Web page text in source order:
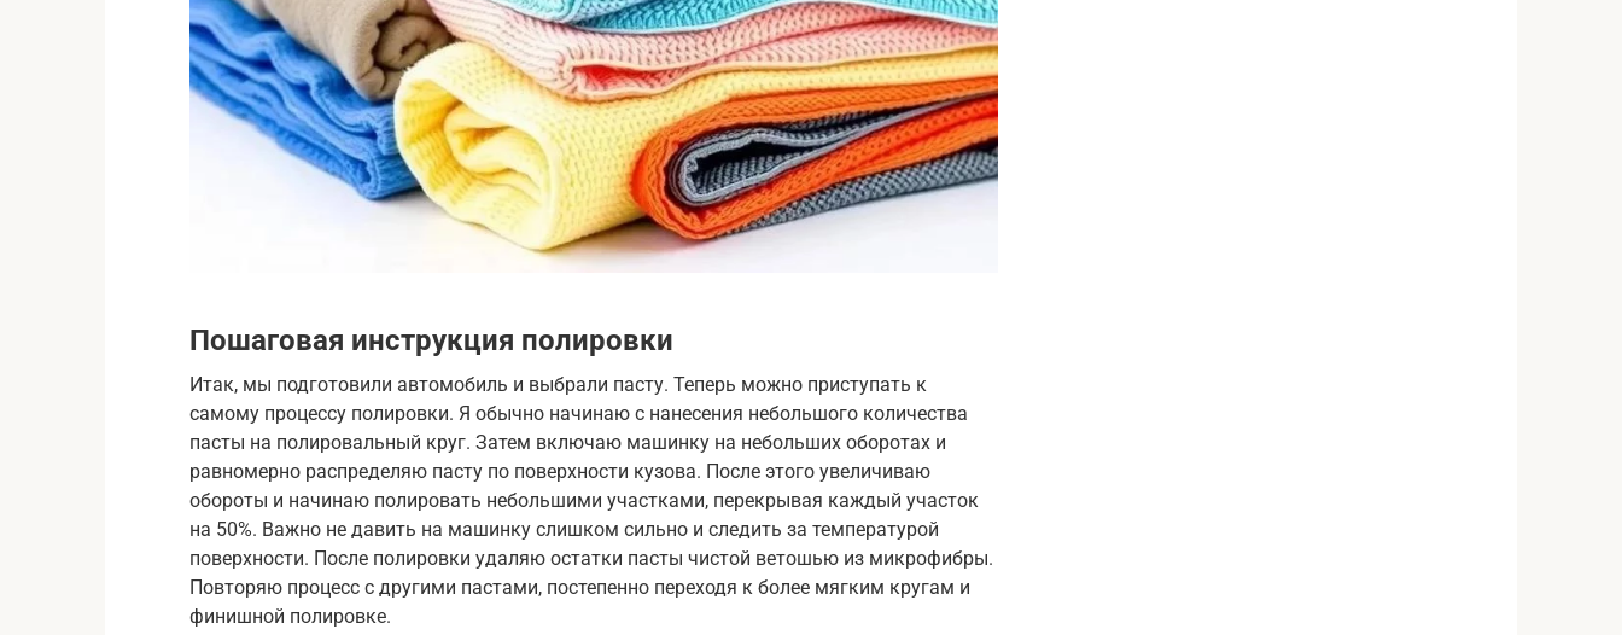
Пошаговая инструкция полировки
Итак, мы подготовили автомобиль и выбрали пасту. Теперь можно приступать к
самому процессу полировки. Я обычно начинаю с нанесения небольшого количества
пасты на полировальный круг. Затем включаю машинку на небольших оборотах и
равномерно распределяю пасту по поверхности кузова. После этого увеличиваю
обороты и начинаю полировать небольшими участками, перекрывая каждый участок
на 50%. Важно не давить на машинку слишком сильно и следить за температурой
поверхности. После полировки удаляю остатки пасты чистой ветошью из микрофибры.
Повторяю процесс с другими пастами, постепенно переходя к более мягким кругам и
финишной полировке.